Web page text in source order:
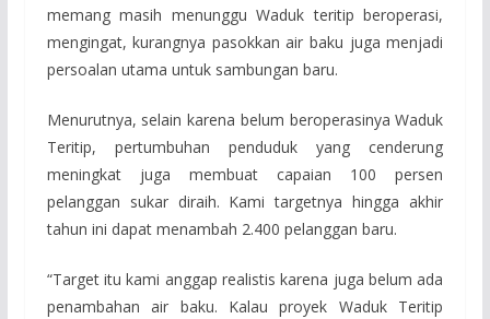
memang masih menunggu Waduk teritip beroperasi,
mengingat, kurangnya pasokkan air baku juga menjadi
persoalan utama untuk sambungan baru.
Menurutnya, selain karena belum beroperasinya Waduk
Teritip, pertumbuhan penduduk yang cenderung
meningkat juga membuat capaian 100 persen
pelanggan sukar diraih. Kami targetnya hingga akhir
tahun ini dapat menambah 2.400 pelanggan baru.
“Target itu kami anggap realistis karena juga belum ada
penambahan air baku. Kalau proyek Waduk Teritip